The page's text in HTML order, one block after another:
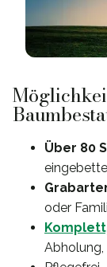
Über 80
oder
Abholung,